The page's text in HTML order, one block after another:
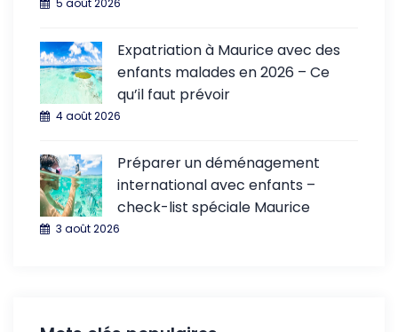
5 août 2026
Expatriation à Maurice avec des
enfants malades en 2026 – Ce
qu’il faut prévoir
4 août 2026
Préparer un déménagement
international avec enfants –
check-list spéciale Maurice
3 août 2026